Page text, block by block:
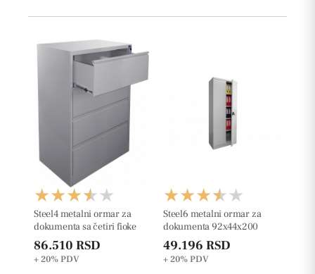
Steel4 metalni ormar za
dokumenta sa četiri fioke
86.510 RSD
+ 20%PDV
Steel6 metalni ormar za
dokumenta 92x44x200
49.196 RSD
+ 20%PDV